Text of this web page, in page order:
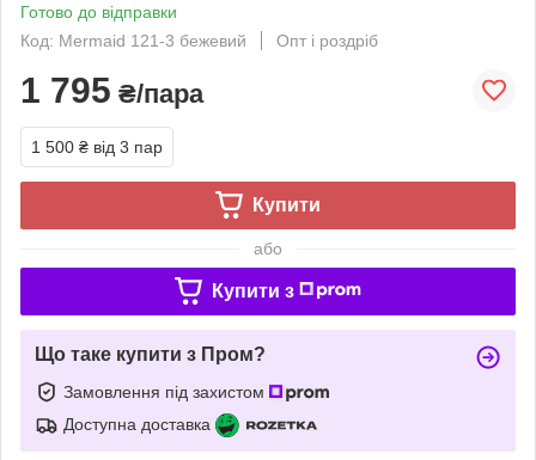
Готово до відправки
Код: Mermaid 121-3 бежевий
Опт і роздріб
1 795 ₴/пара
1 500 ₴ від 3 пар
Купити
або
Купити з
Що таке купити з Пром?
Замовлення під захистом
Доступна доставка